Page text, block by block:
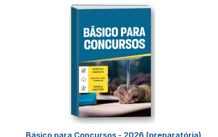
Básico para Concursos - 2026 (preparatória)